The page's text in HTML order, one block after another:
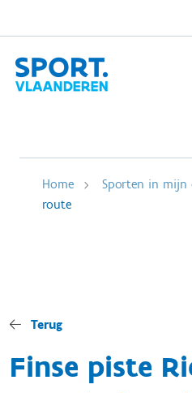
Home Sporten in mijn
route
Terug
Finse piste